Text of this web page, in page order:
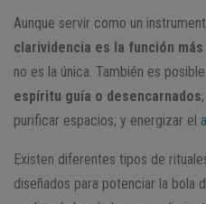
Aunque servir como un
clarividencia es la función
no es la única. También es
espíritu guía o desencarnados
purificar espacios; y energizar el
Existen diferentes tipos de
diseñados para potenciar la bola